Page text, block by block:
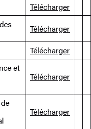
Télécharger
Télécharger
Télécharger
et
Télécharger
Télécharger